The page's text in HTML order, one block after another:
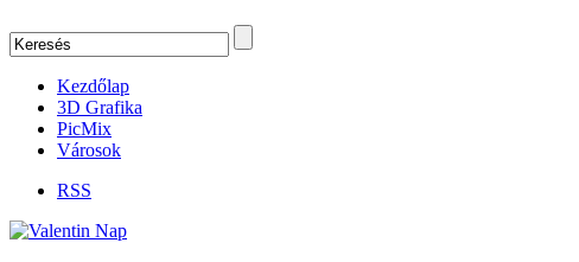
Kezdőlap
3D Grafika
PicMix
Városok
RSS